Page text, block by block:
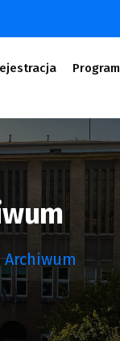
Program
Archiwum